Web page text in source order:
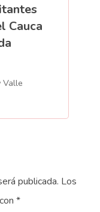
Cauca
Valle
publicada. Los
*